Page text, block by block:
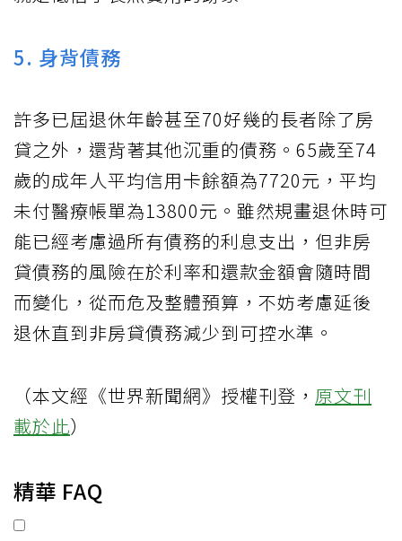
5. 身背債務
許多已屆退休年齡甚至70好幾的長者除了房
貸之外，還背著其他沉重的債務。65歲至74
歲的成年人平均信用卡餘額為7720元，平均
未付醫療帳單為13800元。雖然規畫退休時可
能已經考慮過所有債務的利息支出，但非房
貸債務的風險在於利率和還款金額會隨時間
而變化，從而危及整體預算，不妨考慮延後
退休直到非房貸債務減少到可控水準。
（本文經《世界新聞網》授權刊登， 原文刊
載於此）
精華 FAQ